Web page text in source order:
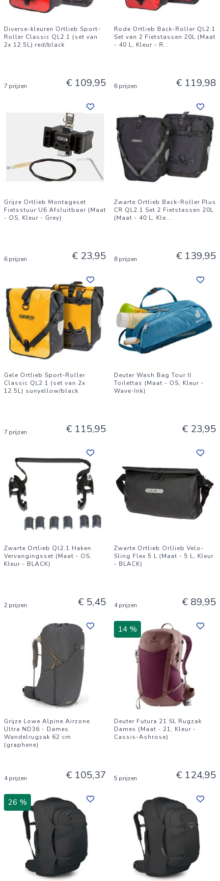
Diverse-kleuren Ortlieb Sport-
Roller Classic QL2.1 (set van
2x 12.5L) red/black
7 prijzen € 109,95
Rode Ortlieb Back-Roller QL2.1
Set van 2 Fietstassen 20L (Maat
- 40 L, Kleur - R...
6 prijzen € 119,98
Grijze Ortlieb Montageset
Fietsstuur U6 Afsluitbaar (Maat
- OS, Kleur - Grey)
6 prijzen € 23,95
Zwarte Ortlieb Back-Roller Plus
CR QL2.1 Set 2 Fietstassen 20L
(Maat - 40 L, Kle...
8 prijzen € 139,95
Gele Ortlieb Sport-Roller
Classic QL2.1 (set van 2x
12.5L) sunyellow/black
7 prijzen € 115,95
Deuter Wash Bag Tour II
Toilettas (Maat - OS, Kleur -
Wave-Ink)
€ 23,95
Zwarte Ortlieb Ql2.1 Haken
Vervangingsset (Maat - OS,
Kleur - BLACK)
2 prijzen € 5,45
Zwarte Ortlieb Orllieb Velo-
Sling Flex 5 L (Maat - 5 L, Kleur
- BLACK)
4 prijzen € 89,95
Grijze Lowe Alpine Airzone
Ultra ND36 - Dames
Wandelrugzak 62 cm
(graphene)
4 prijzen € 105,37
14 %
Deuter Futura 21 SL Rugzak
Dames (Maat - 21, Kleur -
Cassis-Ashrose)
5 prijzen € 124,95
26 %